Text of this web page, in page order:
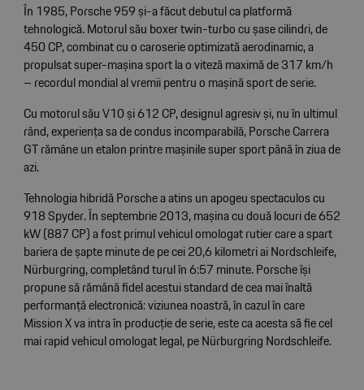
În 1985, Porsche 959 și-a făcut debutul ca platformă
tehnologică. Motorul său boxer twin-turbo cu șase cilindri, de
450 CP, combinat cu o caroserie optimizată aerodinamic, a
propulsat super-mașina sport la o viteză maximă de 317 km/h
– recordul mondial al vremii pentru o mașină sport de serie.
Cu motorul său V10 și 612 CP, designul agresiv și, nu în ultimul
rând, experiența sa de condus incomparabilă, Porsche Carrera
GT rămâne un etalon printre mașinile super sport până în ziua de
azi.
Tehnologia hibridă Porsche a atins un apogeu spectaculos cu
918 Spyder. În septembrie 2013, mașina cu două locuri de 652
kW (887 CP) a fost primul vehicul omologat rutier care a spart
bariera de șapte minute de pe cei 20,6 kilometri ai Nordschleife,
Nürburgring, completând turul în 6:57 minute. Porsche își
propune să rămână fidel acestui standard de cea mai înaltă
performanță electronică: viziunea noastră, în cazul în care
Mission X va intra în producție de serie, este ca acesta să fie cel
mai rapid vehicul omologat legal, pe Nürburgring Nordschleife.